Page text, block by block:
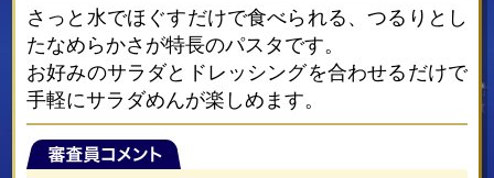
さっと水でほぐすだけで食べられる、つるりとし
たなめらかさが特長のパスタです。
お好みのサラダとドレッシングを合わせるだけで
手軽にサラダめんが楽しめます。